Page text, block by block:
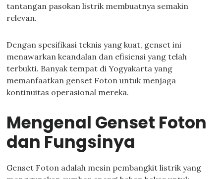
tantangan pasokan listrik membuatnya semakin
relevan.
Dengan spesifikasi teknis yang kuat, genset ini
menawarkan keandalan dan efisiensi yang telah
terbukti. Banyak tempat di Yogyakarta yang
memanfaatkan genset Foton untuk menjaga
kontinuitas operasional mereka.
Mengenal Genset Foton
dan Fungsinya
Genset Foton adalah mesin pembangkit listrik yang